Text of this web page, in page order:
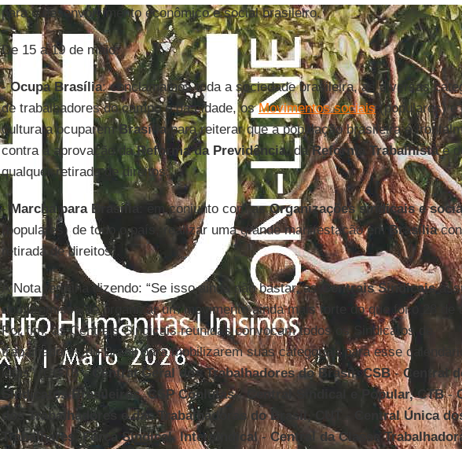
para o desenvolvimento econômico e social brasileiro.
De 15 a 19 de maio:
-Ocupa Brasília: conclamamos toda a sociedade brasileira, as diversas
de trabalhadores do campo e da cidade, osMovimentos sociais(populares) e
cultura a ocuparemBrasíliapara reiterar que a população brasileira é
contra a aprovação daReforma da Previdência, daReforma Trabalhistae
qualquer retirada de direitos;
- Marcha para Brasília : em conjunto com asOrganizações sindicais e
(populares) de todo o país, realizar uma grande manifestação emBrasília
retirada de direitos”.
A Nota termina dizendo: “Se isso ainda não bastar, asCentrais Sindicais
compromisso de organizar um movimento ainda mais forte do que foi o 28 de
Por fim, as Centrais Sindicais reunidas convocam todos os Sindicatos de
trabalhadores do Brasil para mobilizarem suas categorias para esse
lutas” (CGTB -Central Geral dos Trabalhadores do Brasil, CSB-Central
Sindicatos Brasileiros,CSP Conlutas-Central Sindical e Popular, CTB-
dos Trabalhadores e das Trabalhadoras do Brasil, CUT
Central Única
Trabalhares ,Força Sindical,Intersindical-Central da Classe